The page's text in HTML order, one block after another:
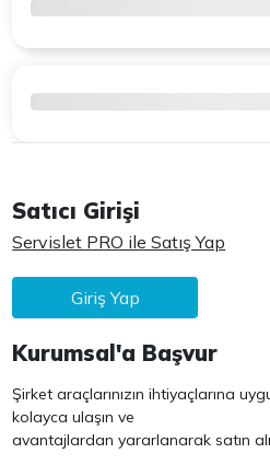
Satıcı Girişi
Servislet PRO ile Satış Yap
Giriş Yap
Kurumsal'a Başvur
Şirket araçlarınızın ihtiyaçlarına
kolayca ulaşın ve
avantajlardan yararlanarak satın